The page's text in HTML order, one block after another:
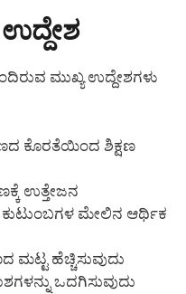
ಮುಖ್ಯ ಉದ್ದೇಶಗಳು
ಕೊರತೆಯಿಂದ ಶಿಕ್ಷಣ
ಉತ್ತೇಜನ
ಮೇಲಿನ ಆರ್ಥಿಕ
ಮಟ್ಟ ಹೆಚ್ಚಿಸುವುದು
ಒದಗಿಸುವುದು